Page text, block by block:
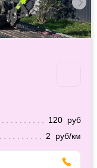
120 руб
2 руб/км